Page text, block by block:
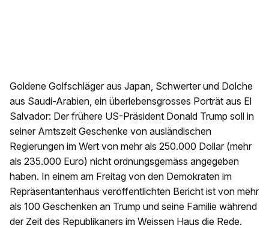
Goldene Golfschläger aus Japan, Schwerter und Dolche
aus Saudi-Arabien, ein überlebensgrosses Porträt aus El
Salvador: Der frühere US-Präsident Donald Trump soll in
seiner Amtszeit Geschenke von ausländischen
Regierungen im Wert von mehr als 250.000 Dollar (mehr
als 235.000 Euro) nicht ordnungsgemäss angegeben
haben. In einem am Freitag von den Demokraten im
Repräsentantenhaus veröffentlichten Bericht ist von mehr
als 100 Geschenken an Trump und seine Familie während
der Zeit des Republikaners im Weissen Haus die Rede.